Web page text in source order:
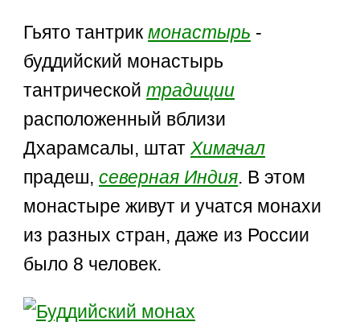
Гьято тантрикмонастырь -
буддийский монастырь
тантрическойтрадиции
расположенный вблизи
Дхарамсалы, штатХимачал
прадеш,северная Индия. В этом
монастыре живут и учатся монахи
из разных стран, даже из России
было 8 человек.